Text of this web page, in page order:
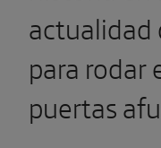
actualidad
para rodar
puertas